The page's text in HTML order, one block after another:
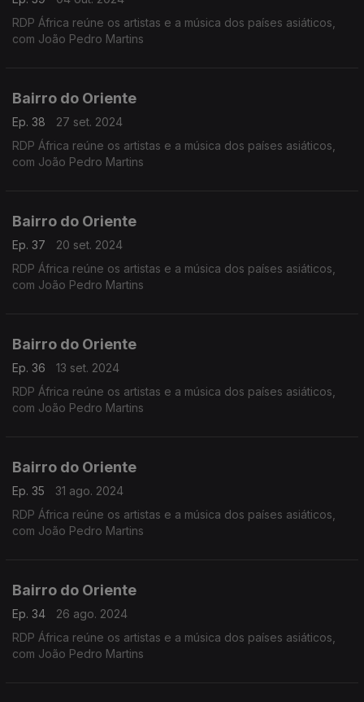
RDP África reúne os artistas e a música dos países asiáticos,
com João Pedro Martins
Bairro do Oriente
Ep. 38
27 set. 2024
RDP África reúne os artistas e a música dos países asiáticos,
com João Pedro Martins
Bairro do Oriente
Ep. 37
20 set. 2024
RDP África reúne os artistas e a música dos países asiáticos,
com João Pedro Martins
Bairro do Oriente
Ep. 36
13 set. 2024
RDP África reúne os artistas e a música dos países asiáticos,
com João Pedro Martins
Bairro do Oriente
Ep. 35
31 ago. 2024
RDP África reúne os artistas e a música dos países asiáticos,
com João Pedro Martins
Bairro do Oriente
Ep. 34
26 ago. 2024
RDP África reúne os artistas e a música dos países asiáticos,
com João Pedro Martins